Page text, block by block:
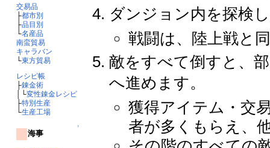
交易品
├都市別
├品目別
└名産品
南蛮貿易
キャラバン
└東方貿易
レシピ帳
├錬金術
│└変性錬金レシピ
├特別生産
└生産工場
↑
海事
ダンジョン内を探検
戦闘は、陸上戦と
敵をすべて倒すと、
へ進めます。
獲得アイテム・交
者が多くもらえ、